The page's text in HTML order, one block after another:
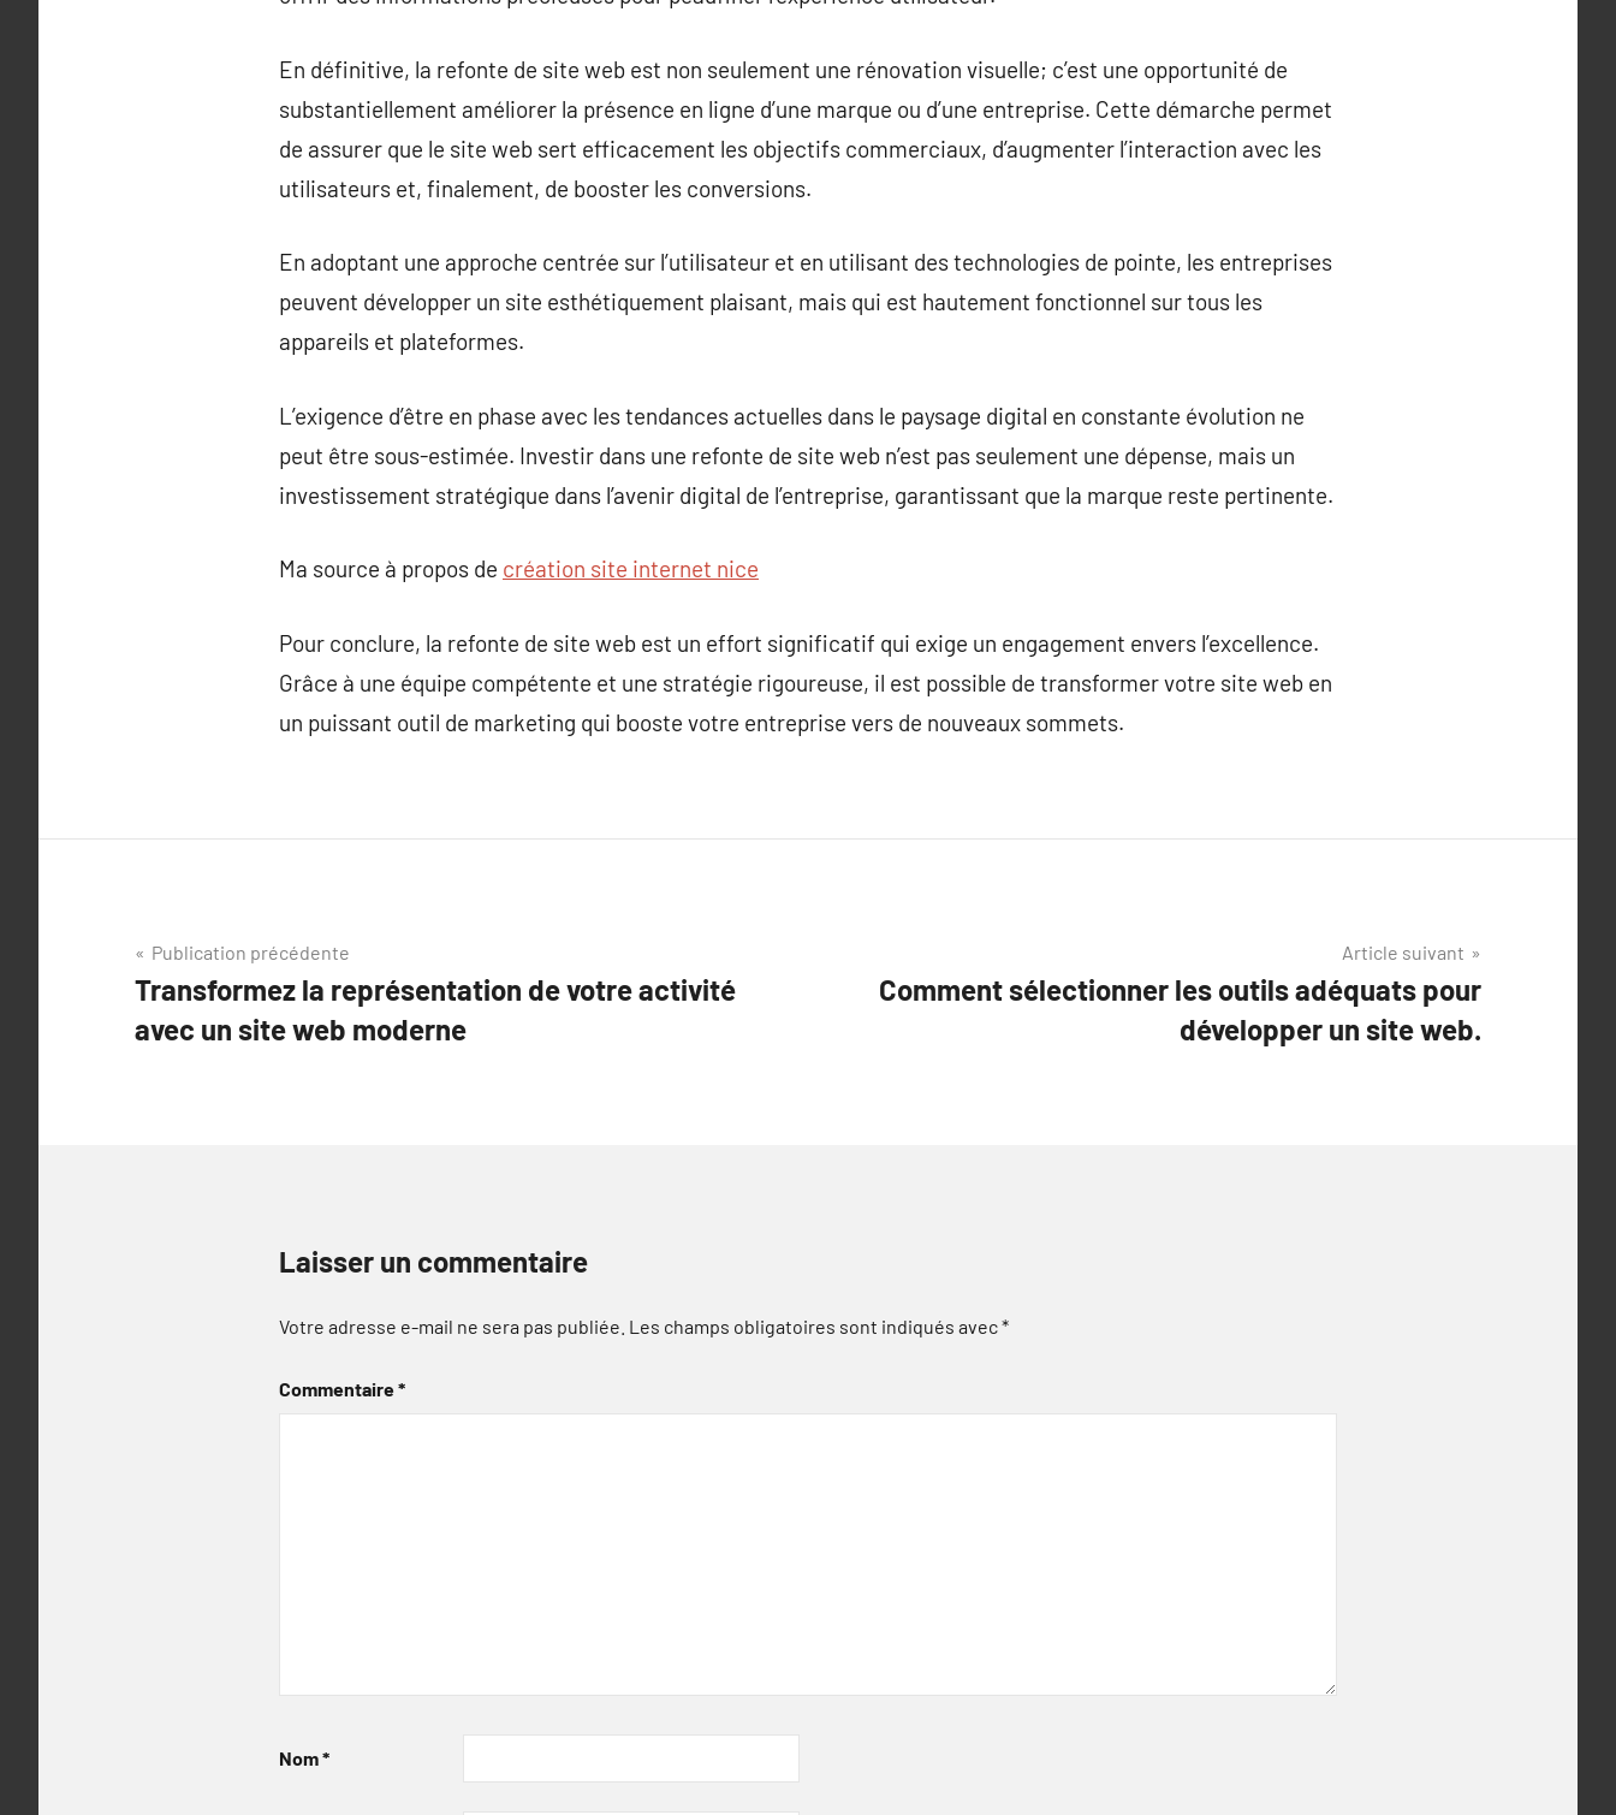
En définitive, la refonte de site web est non seulement une rénovation visuelle; c’est une opportunité de
substantiellement améliorer la présence en ligne d’une marque ou d’une entreprise. Cette démarche permet
de assurer que le site web sert efficacement les objectifs commerciaux, d’augmenter l’interaction avec les
utilisateurs et, finalement, de booster les conversions.
En adoptant une approche centrée sur l’utilisateur et en utilisant des technologies de pointe, les entreprises
peuvent développer un site esthétiquement plaisant, mais qui est hautement fonctionnel sur tous les
appareils et plateformes.
L’exigence d’être en phase avec les tendances actuelles dans le paysage digital en constante évolution ne
peut être sous-estimée. Investir dans une refonte de site web n’est pas seulement une dépense, mais un
investissement stratégique dans l’avenir digital de l’entreprise, garantissant que la marque reste pertinente.
Ma source à propos de création site internet nice
Pour conclure, la refonte de site web est un effort significatif qui exige un engagement envers l’excellence.
Grâce à une équipe compétente et une stratégie rigoureuse, il est possible de transformer votre site web en
un puissant outil de marketing qui booste votre entreprise vers de nouveaux sommets.
Navigation
de
l’article
Publication précédente
Transformez la représentation de votre activité
avec un site web moderne
Article suivant
Comment sélectionner les outils adéquats pour
développer un site web.
Laisser un commentaire
Votre adresse e-mail ne sera pas publiée. Les champs obligatoires sont indiqués avec*
Commentaire*
Nom*